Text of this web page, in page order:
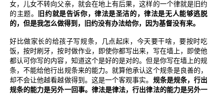
女，儿女不转向父亲，就会在地上有后果，这样的一个律就是旧约
的主题。
旧约就是告诉你，律法是圣洁的，律法是无人能够逃脱
的，但是我怎么做得到，旧约没有办法给你，因为基督没有来。
好比做家长的给孩子写规条，几点起床，今天要干啥，要按时吃
饭，按时刷牙，按时做作业，即使你都写出来，写在墙上，即使他
都认可你写的内容，知道这个是好的是对的。但是你写在墙上的规
条，不能给他行出规条来的能力。就算他承认这个规条是良善的，
却不会让他越看越做得到。这是一个客观事实。 规条是规条，行出
规条的能力是另外一回事。律法是律法，行出律法的能力是另外一